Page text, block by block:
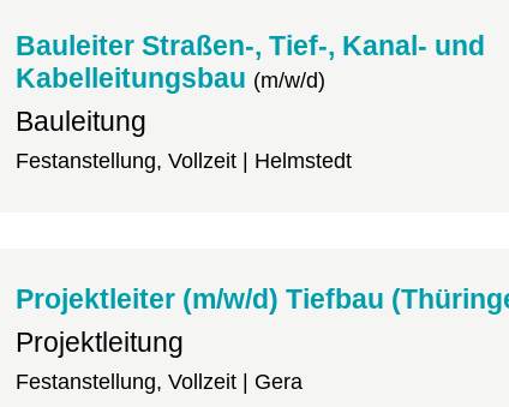
Bauleiter Straßen-, Tief-, Kanal- und
Kabelleitungsbau (m/w/d)
Bauleitung
Festanstellung, Vollzeit | Helmstedt
Projektleiter (m/w/d) Tiefbau
Projektleitung
Festanstellung, Vollzeit | Gera